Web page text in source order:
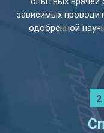
зависимых
одобренной